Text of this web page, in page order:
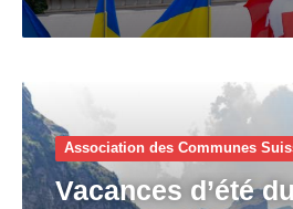
Association des Communes
Vacances d’été